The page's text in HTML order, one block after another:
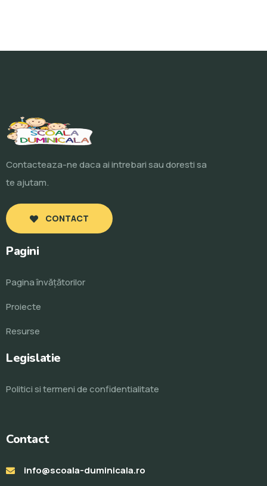
Contacteaza-ne daca ai intrebari sau doresti sa
te ajutam.
CONTACT
Pagini
Pagina învăţătorilor
Proiecte
Resurse
Legislatie
Politici si termeni de confidentialitate
Contact
info@scoala-duminicala.ro